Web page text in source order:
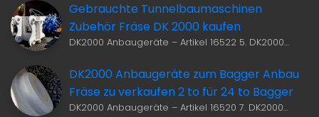
Gebrauchte Tunnelbaumaschinen
Zubehör Fräse DK 2000 kaufen
DK2000 Anbaugeräte – Artikel 16522 5. DK2000…
DK2000 Anbaugeräte zum Bagger Anbau
Fräse zu verkaufen 2 to für 24 to Bagger
DK2000 Anbaugeräte – Artikel 16520 7. DK2000…